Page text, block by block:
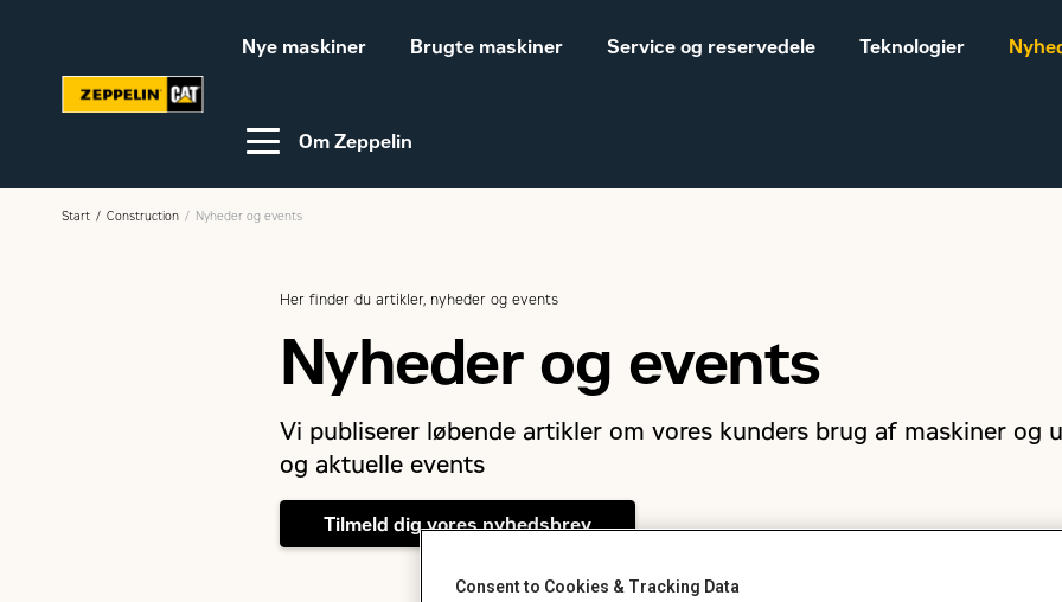
Nye maskiner Brugte maskiner Service og reservedele Teknologier
Om Zeppelin
Karriere hos Zeppelin
Ledige jobs
Vores historie
Sales and delivery
Start Construction Nyheder og events
Her finder du artikler, nyheder og events
Nyheder og events
Vi publiserer løbende artikler om vores kunders brug af maskiner og
og aktuelle events
Tilmeld dig vores nyhedsbrev
Consent to Cookies & Tracking Data